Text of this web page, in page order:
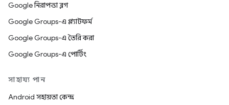
Google নিরাপত্তা ব্লগ
Google Groups-এ প্ল্যাটফর্ম
Google Groups-এ তৈরি করা
Google Groups-এ পোর্টিং
সাহায্য পান
Android সহায়তা কেন্দ্র